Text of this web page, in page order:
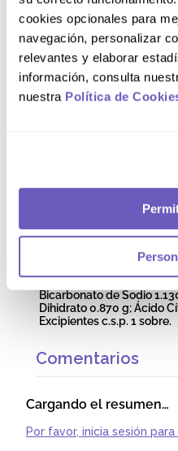
cookies opcionales para
navegación, personalizar
relevantes y elaborar
información, consulta
nuestra Política de
tratamiento si no se
consultar al médico. La
puede ser un indicador
subyacente más grave.
Modo de uso
disueltos en un vaso de
de la dosis y de la
Composición
Cada sobre de 5 g de
Bicarbonato de Sodio
Dihidrato 0.870 g; Ácido
Excipientes c.s.p. 1 sobre.
Comentarios
Cargando el resumen…
Por favor, inicia sesión